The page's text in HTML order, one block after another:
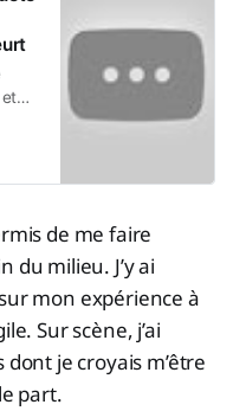
de me faire
du milieu. J’y ai
mon expérience à
Sur scène, j’ai
je croyais m’être
part.